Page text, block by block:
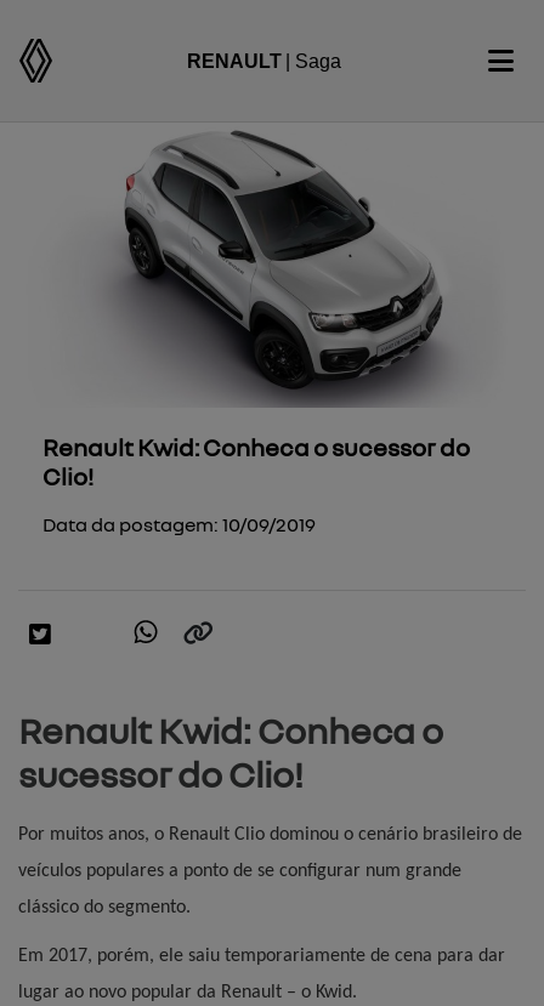
RENAULT | Saga
Renault Kwid: Conheca o sucessor do
Clio!
Data da postagem: 10/09/2019
Renault Kwid: Conheca o
sucessor do Clio!
Por muitos anos, o Renault Clio dominou o cenário brasileiro de
veículos populares a ponto de se configurar num grande
clássico do segmento.
Em 2017, porém, ele saiu temporariamente de cena para dar
lugar ao novo popular da Renault – o Kwid.